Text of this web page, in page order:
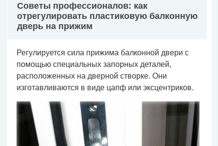
Советы профессионалов: как
отрегулировать пластиковую балконную
дверь на прижим
Регулируется сила прижима балконной двери с
помощью специальных запорных деталей,
расположенных на дверной створке. Они
изготавливаются в виде цапф или эксцентриков.